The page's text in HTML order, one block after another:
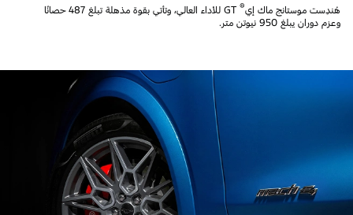
هُندِست موستانج ماك إي®
GT للأداء العالي، وتأتي بقوة مذهلة تبلغ 487 حصانًا
وعزم دوران يبلغ 950 نيوتن متر.